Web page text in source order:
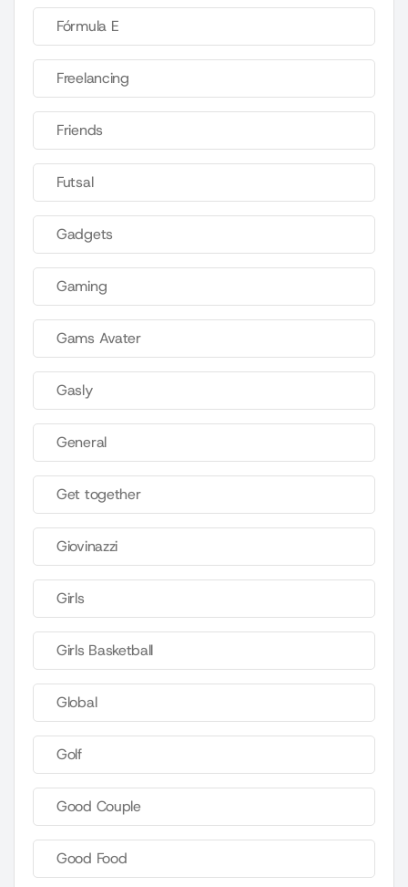
Fórmula E
Freelancing
Friends
Futsal
Gadgets
Gaming
Gams Avater
Gasly
General
Get together
Giovinazzi
Girls
Girls Basketball
Global
Golf
Good Couple
Good Food